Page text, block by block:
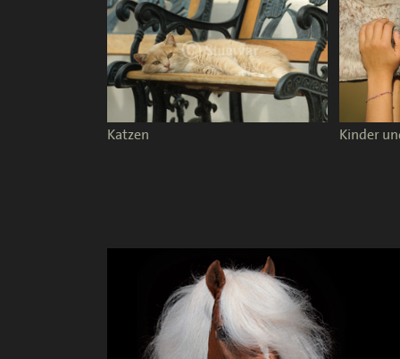
Katzen Kinder